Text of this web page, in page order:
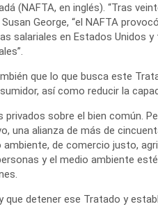
(NAFTA, en inglés). “Tras
Susan George, “el NAFTA
salariales en Estados Unidos
que lo que busca este
así como reducir la
privados sobre el bien común.
una alianza de más de
ambiente, de comercio justo,
y el medio ambiente
que detener ese Tratado y